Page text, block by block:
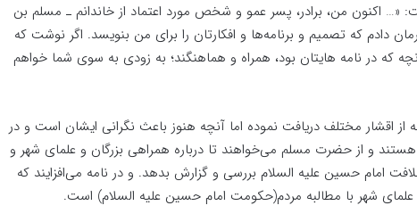
اکنون من، برادر، پسر عمو و شخص مورد اعتماد از خاندانم ـ مسلم بن
دادم که تصمیم و برنامه‌ها و افکارتان را براى من بنویسد. اگر نوشت که
که در نامه هایتان بود، همراه و هماهنگند؛ به زودى به سوى شما خواهم
علیه السلام 18 هزار نامه از اقشار مختلف دریافت نموده اما آنچه هنوز باعث نگرانی ایشان است و در
و از حضرت مسلم می‌خواهند تا درباره همراهی بزرگان و علمای شهر و
امام حسین علیه السلام بررسی و گزارش بدهد. و در نامه می‌افزایند که
شهر با مطالبه مردم(حکومت امام حسین علیه السلام) است.